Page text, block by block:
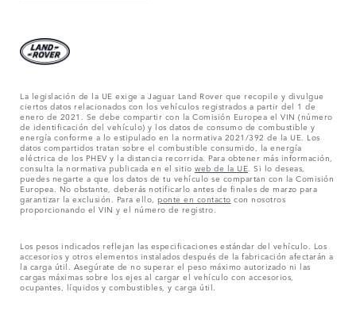
La legislación de la UE exige a Jaguar Land Rover que recopile y divulgue
ciertos datos relacionados con los vehículos registrados a partir del 1 de
enero de 2021. Se debe compartir con la Comisión Europea el VIN (número
de identificación del vehículo) y los datos de consumo de combustible y
energía conforme a lo estipulado en la normativa 2021/392 de la UE. Los
datos compartidos tratan sobre el combustible consumido, la energía
eléctrica de los PHEV y la distancia recorrida. Para obtener más información,
consulta la normativa publicada en el sitio web de la UE . Si lo deseas,
puedes negarte a que los datos de tu vehículo se compartan con la Comisión
Europea. No obstante, deberás notificarlo antes de finales de marzo para
garantizar la exclusión. Para ello, ponte en contacto con nosotros
proporcionando el VIN y el número de registro.
Los pesos indicados reflejan las especificaciones estándar del vehículo. Los
accesorios y otros elementos instalados después de la fabricación afectarán a
la carga útil. Asegúrate de no superar el peso máximo autorizado ni las
cargas máximas sobre los ejes al cargar el vehículo con accesorios,
ocupantes, líquidos y combustibles, y carga útil.